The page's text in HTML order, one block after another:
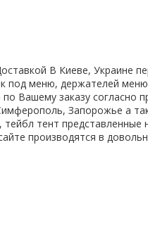
В Киеве, Украине
под меню, держателей
Вашему заказу согласно
Запорожье а
тент
производятся в